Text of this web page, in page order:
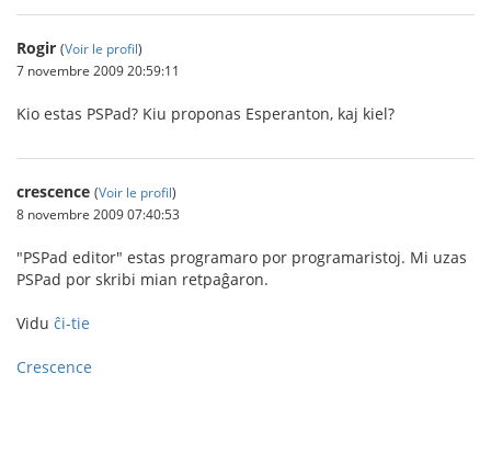
Rogir (Voir le profil)
7 novembre 2009 20:59:11
Kio estas PSPad? Kiu proponas Esperanton, kaj kiel?
crescence (Voir le profil)
8 novembre 2009 07:40:53
"PSPad editor" estas programaro por programaristoj. Mi uzas
PSPad por skribi mian retpaĝaron.
Vidu ĉi-tie
Crescence